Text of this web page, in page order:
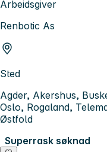
Arbeidsgiver
Renbotic As
Sted
Agder, Akershus,
Oslo, Rogaland,
Østfold
Superrask søknad